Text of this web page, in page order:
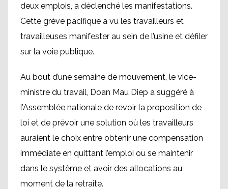
deux emplois, a déclenché les manifestations.
Cette grève pacifique a vu les travailleurs et
travailleuses manifester au sein de l’usine et défiler
sur la voie publique.
Au bout d’une semaine de mouvement, le vice-
ministre du travail, Doan Mau Diep a suggéré à
l’Assemblée nationale de revoir la proposition de
loi et de prévoir une solution où les travailleurs
auraient le choix entre obtenir une compensation
immédiate en quittant l’emploi ou se maintenir
dans le système et avoir des allocations au
moment de la retraite.